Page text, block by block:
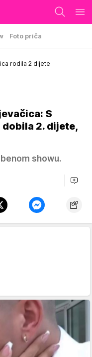
Foto priča
rodila 2 dijete
S
2. dijete,
showu.